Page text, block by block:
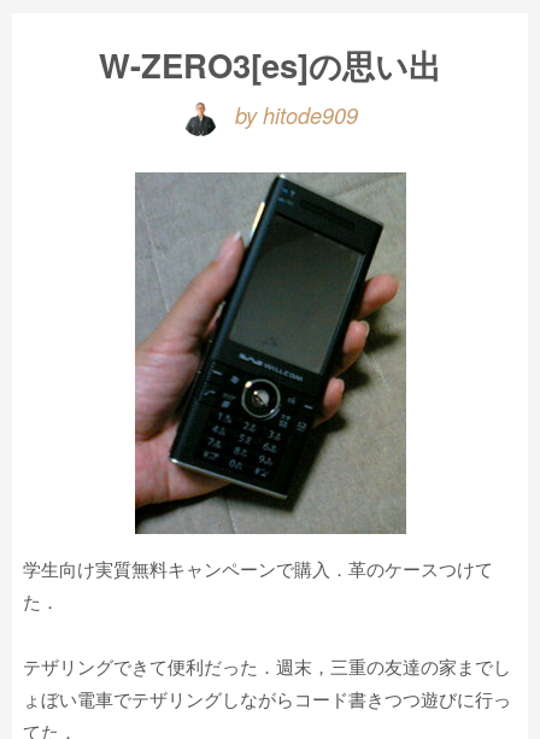
W-ZERO3[es]の思い出
by hitode909
学生向け実質無料キャンペーンで購入．革のケースつけて
た．
テザリングできて便利だった．週末，三重の友達の家までし
ょぼい電車でテザリングしながらコード書きつつ遊びに行っ
てた．